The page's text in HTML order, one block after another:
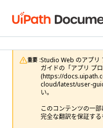
重要 :Studio Web のアプリ
ガイドの「アプリ プ
(https://
cloud/latest/user-
い。
このコンテンツの一
完全な翻訳を保証する